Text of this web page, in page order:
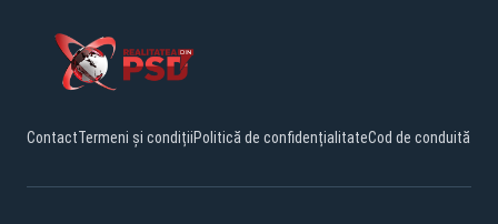
ContactTermeni și condițiiPolitică de confidențialitateCod de conduită